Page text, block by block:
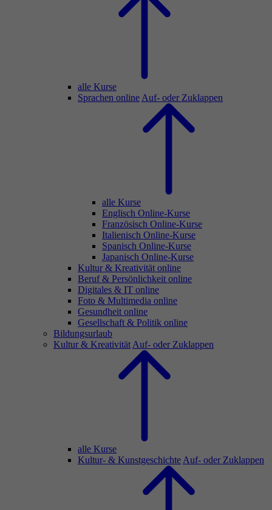
alle Kurse
Sprachen online Auf- oder Zuklappen
alle Kurse
Englisch Online-Kurse
Französisch Online-Kurse
Italienisch Online-Kurse
Spanisch Online-Kurse
Japanisch Online-Kurse
Kultur & Kreativität online
Beruf & Persönlichkeit online
Digitales & IT online
Foto & Multimedia online
Gesundheit online
Gesellschaft & Politik online
Bildungsurlaub
Kultur & Kreativität Auf- oder Zuklappen
alle Kurse
Kultur- & Kunstgeschichte Auf- oder Zuklappen